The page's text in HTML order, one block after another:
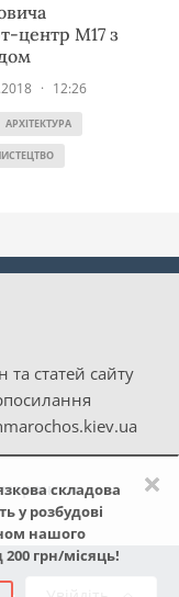
×
складова
у розбудові
нашого
200 грн/місяць!
центр M17 з
· 12:26
АРХІТЕКТУРА
статей сайту